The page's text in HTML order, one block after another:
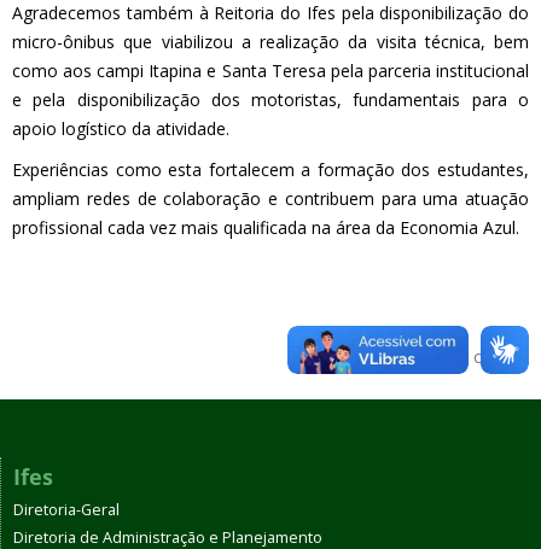
Agradecemos também à Reitoria do Ifes pela disponibilização do
micro-ônibus que viabilizou a realização da visita técnica, bem
como aos campi Itapina e Santa Teresa pela parceria institucional
e pela disponibilização dos motoristas, fundamentais para o
apoio logístico da atividade.
Experiências como esta fortalecem a formação dos estudantes,
ampliam redes de colaboração e contribuem para uma atuação
profissional cada vez mais qualificada na área da Economia Azul.
Voltar para o topo
Ifes
Diretoria-Geral
Diretoria de Administração e Planejamento